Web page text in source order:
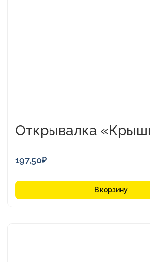
Открывалка
197,50₽
В корзину